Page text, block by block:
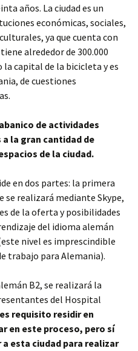
años. La ciudad es un
económicas, sociales,
ya que cuenta con
alrededor de 300.000
capital de la bicicleta y es
de cuestiones
de actividades
la gran cantidad de
de la ciudad.
en dos partes: la primera
se realizará mediante Skype,
de la oferta y posibilidades
del idioma alemán
nivel es imprescindible
trabajo para Alemania).
B2, se realizará la
del Hospital
requisito residir en
en este proceso, pero sí
esta ciudad para realizar